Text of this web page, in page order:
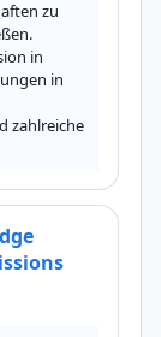
zu
in
in
zahlreiche